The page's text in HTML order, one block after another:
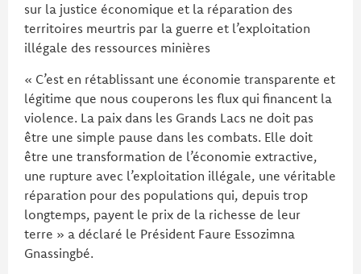
sur la justice économique et la réparation des
territoires meurtris par la guerre et l’exploitation
illégale des ressources minières
« C’est en rétablissant une économie transparente et
légitime que nous couperons les flux qui financent la
violence. La paix dans les Grands Lacs ne doit pas
être une simple pause dans les combats. Elle doit
être une transformation de l’économie extractive,
une rupture avec l’exploitation illégale, une véritable
réparation pour des populations qui, depuis trop
longtemps, payent le prix de la richesse de leur
terre » a déclaré le Président Faure Essozimna
Gnassingbé.